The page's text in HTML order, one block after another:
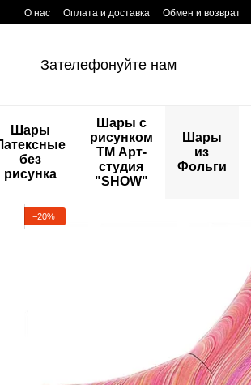
Перейти к основному контенту
О нас Оплата и доставка Обмен и возврат
Зателефонуйте нам
Шары
без
рисунка
Шары с
рисунком
ТМ Арт-
студия
"SHOW"
Шары
из
Фольги
−20%